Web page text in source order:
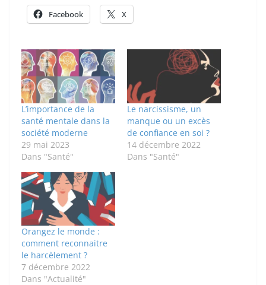
Facebook X
L’importance de la
santé mentale dans la
société moderne
29 mai 2023
Dans "Santé"
Le narcissisme, un
manque ou un excès
de confiance en soi ?
14 décembre 2022
Dans "Santé"
Orangez le monde :
comment reconnaitre
le harcèlement ?
7 décembre 2022
Dans "Actualité"